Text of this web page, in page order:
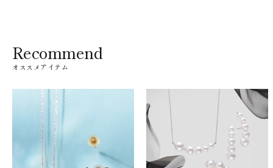
Recommend
オススメアイテム